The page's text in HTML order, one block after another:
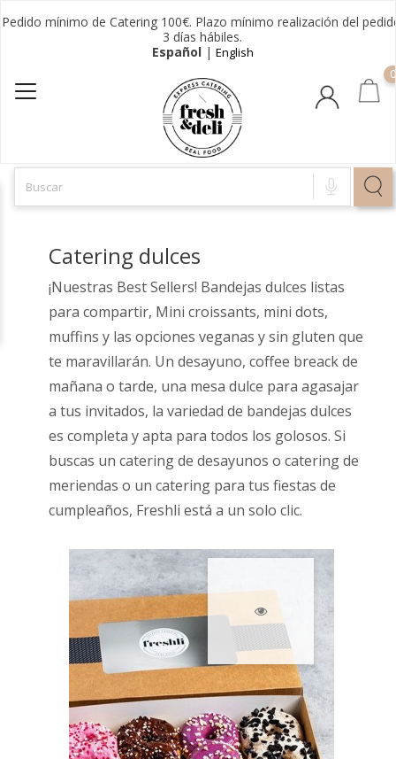
Pedido mínimo de Catering 100€. Plazo mínimo realización del
3 días hábiles.
Español| English
0
Catering dulces
¡Nuestras Best Sellers! Bandejas dulces listas
para compartir, Mini croissants, mini dots,
muffins y las opciones veganas y sin gluten que
te maravillarán. Un desayuno, coffee breack de
mañana o tarde, una mesa dulce para agasajar
a tus invitados, la variedad de bandejas dulces
es completa y apta para todos los golosos. Si
buscas un catering de desayunos o catering de
meriendas o un catering para tus fiestas de
cumpleaños, Freshli está a un solo clic.